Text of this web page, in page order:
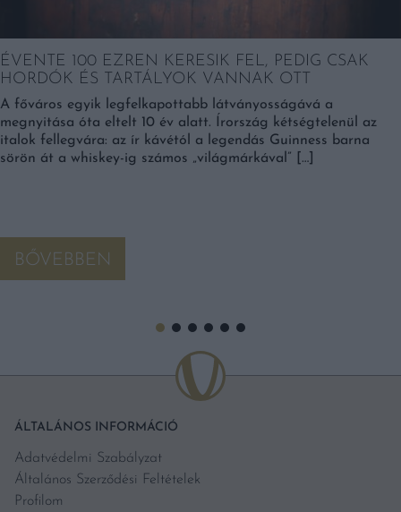
ÉVENTE 100 EZREN KERESIK FEL, PEDIG CSAK
HORDÓK ÉS TARTÁLYOK VANNAK OTT
A főváros egyik legfelkapottabb látványosságává a
megnyitása óta eltelt 10 év alatt. Írország kétségtelenül az
italok fellegvára: az ír kávétól a legendás Guinness barna
sörön át a whiskey-ig számos „világmárkával” […]
BŐVEBBEN
ÁLTALÁNOS INFORMÁCIÓ
Adatvédelmi Szabályzat
Általános Szerződési Feltételek
Profilom